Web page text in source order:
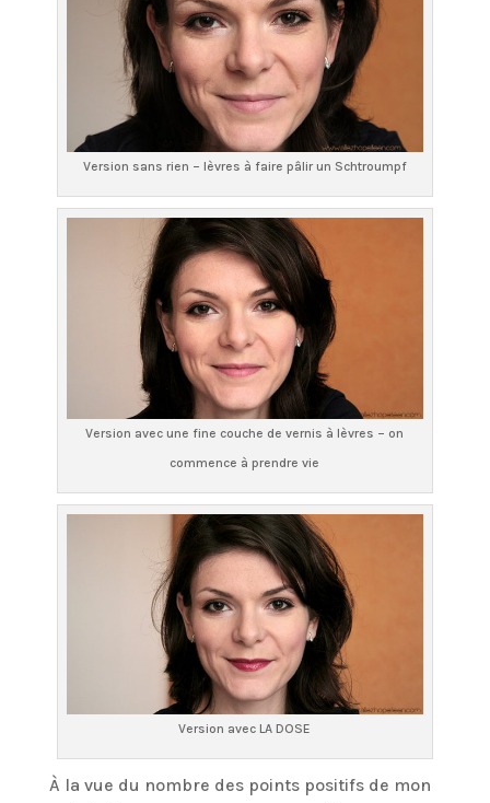
Version sans rien – lèvres à faire pâlir un Schtroumpf
Version avec une fine couche de vernis à lèvres – on
commence à prendre vie
Version avec LA DOSE
À la vue du nombre des points positifs de mon